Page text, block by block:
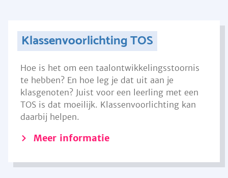
Klassenvoorlichting TOS
Hoe is het om een taalontwikkelingsstoornis
te hebben? En hoe leg je dat uit aan je
klasgenoten? Juist voor een leerling met een
TOS is dat moeilijk. Klassenvoorlichting kan
daarbij helpen.
Meer informatie